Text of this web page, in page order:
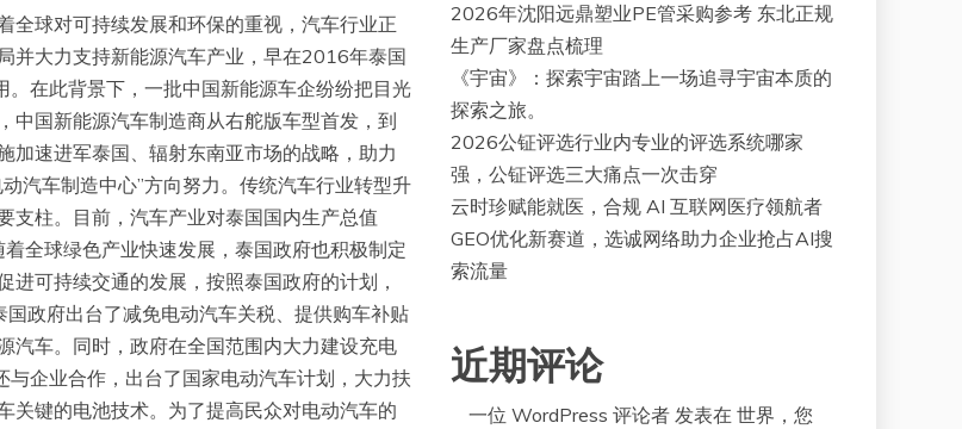
全球对可持续发展和环保的重视，汽车行业正
并大力支持新能源汽车产业，早在2016年泰国
。在此背景下，一批中国新能源车企纷纷把目光
中国新能源汽车制造商从右舵版车型首发，到
加速进军泰国、辐射东南亚市场的战略，助力
汽车制造中心”方向努力。传统汽车行业转型升
支柱。目前，汽车产业对泰国国内生产总值
全球绿色产业快速发展，泰国政府也积极制定
可持续交通的发展，按照泰国政府的计划，
政府出台了减免电动汽车关税、提供购车补贴
汽车。同时，政府在全国范围内大力建设充电
企业合作，出台了国家电动汽车计划，大力扶
关键的电池技术。为了提高民众对电动汽车的
2026年沈阳远鼎塑业PE管采购参考 东北正规
生产厂家盘点梳理
《宇宙》：探索宇宙踏上一场追寻宇宙本质的
探索之旅。
2026公钲评选行业内专业的评选系统哪家
强，公钲评选三大痛点一次击穿
云时珍赋能就医，合规 AI 互联网医疗领航者
GEO优化新赛道，选诚网络助力企业抢占AI搜
索流量
近期评论
一位 WordPress 评论者 发表在 世界，您